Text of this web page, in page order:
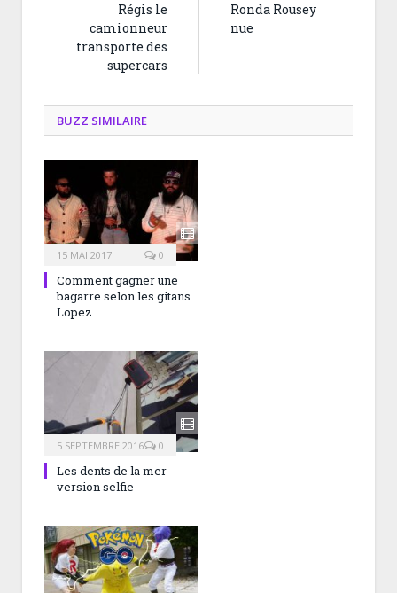
Régis le
camionneur
transporte des
supercars
Ronda Rousey
nue
BUZZ SIMILAIRE
15 MAI 2017 0
Comment gagner une
bagarre selon les gitans
Lopez
5 SEPTEMBRE 2016 0
Les dents de la mer
version selfie